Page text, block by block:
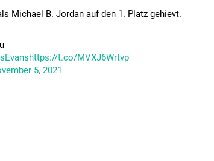
Michael B. Jordan auf den 1. Platz gehievt.
https://t.co/MVXJ6Wrtvp
5, 2021